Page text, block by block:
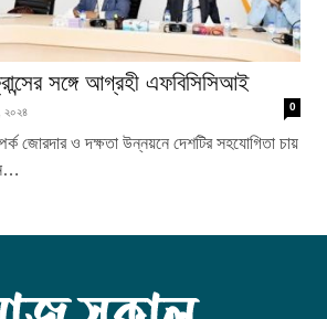
সঙ্গে আগ্রহী এফবিসিসিআই
২০২৪ 0
জোরদার ও দক্ষতা উন্নয়নে দেশটির সহযোগিতা চায়